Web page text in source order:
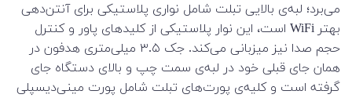
می‌برد؛ لبه‌ی بالایی تبلت شامل نواری پلاستیکی برای آنتن‌دهی
بهتر WiFi است، این نوار پلاستیکی از کلیدهای پاور و کنترل
حجم صدا نیز میزبانی می‌کند. جک ۳.۵ میلی‌متری هدفون در
همان جای قبلی خود در لبه‌ی سمت چپ و بالای دستگاه جای
گرفته است و کلیه‌ی پورت‌های تبلت شامل پورت مینی‌دیسپلی